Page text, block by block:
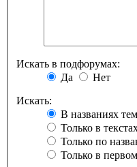
Искать в подфорумах:
Да
Нет
Искать:
В названиях
Только в
Только по
Только в